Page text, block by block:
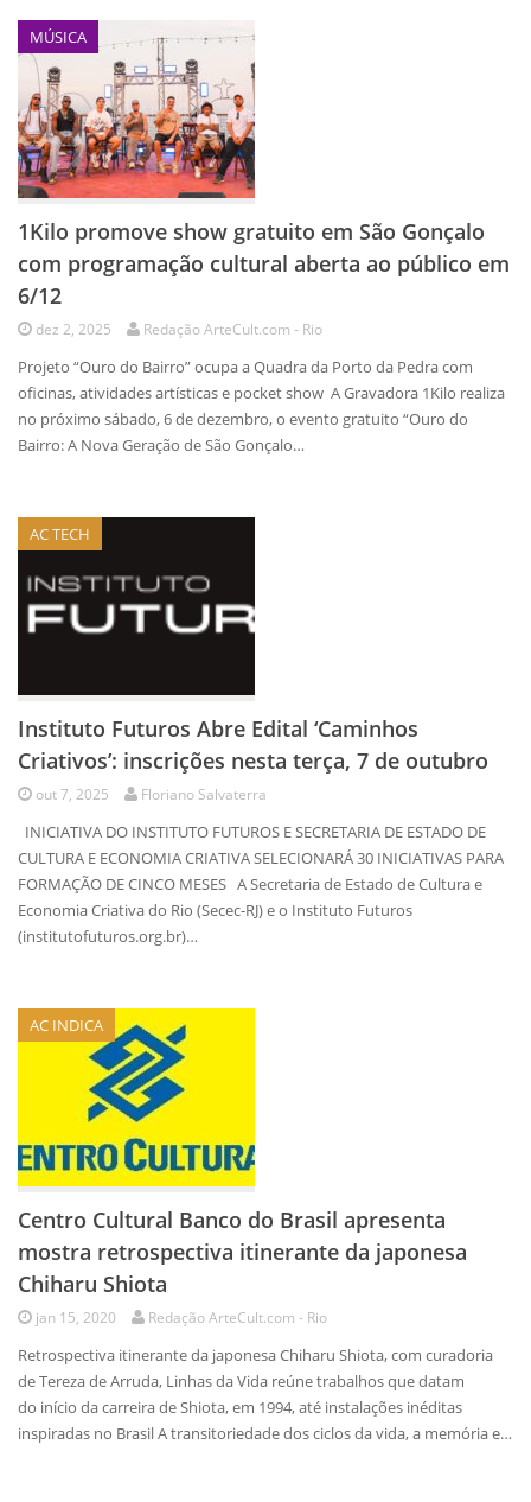
MÚSICA
1Kilo promove show gratuito em São Gonçalo
com programação cultural aberta ao público em
6/12
dez 2, 2025 Redação ArteCult.com - Rio
Projeto “Ouro do Bairro” ocupa a Quadra da Porto da Pedra com
oficinas, atividades artísticas e pocket show A Gravadora 1Kilo realiza
no próximo sábado, 6 de dezembro, o evento gratuito “Ouro do
Bairro: A Nova Geração de São Gonçalo…
AC TECH
Instituto Futuros Abre Edital ‘Caminhos
Criativos’: inscrições nesta terça, 7 de outubro
out 7, 2025 Floriano Salvaterra
INICIATIVA DO INSTITUTO FUTUROS E SECRETARIA DE ESTADO DE
CULTURA E ECONOMIA CRIATIVA SELECIONARÁ 30 INICIATIVAS PARA
FORMAÇÃO DE CINCO MESES A Secretaria de Estado de Cultura e
Economia Criativa do Rio (Secec-RJ) e o Instituto Futuros
(institutofuturos.org.br)…
AC INDICA
Centro Cultural Banco do Brasil apresenta
mostra retrospectiva itinerante da japonesa
Chiharu Shiota
jan 15, 2020 Redação ArteCult.com - Rio
Retrospectiva itinerante da japonesa Chiharu Shiota, com curadoria
de Tereza de Arruda, Linhas da Vida reúne trabalhos que datam
do início da carreira de Shiota, em 1994, até instalações inéditas
inspiradas no Brasil A transitoriedade dos ciclos da vida, a memória e…